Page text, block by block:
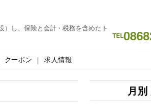
し、保険と会計・税務を含めたト
TEL
クーポン 求人情報
月